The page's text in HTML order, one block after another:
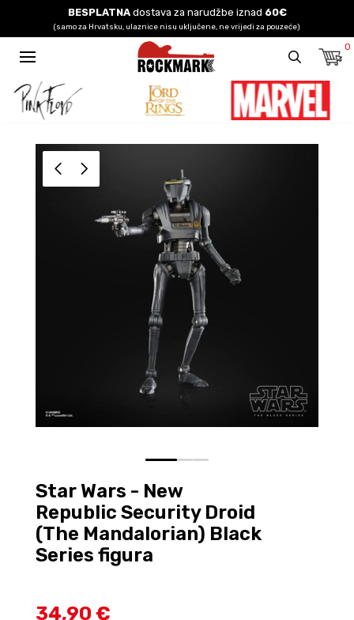
BESPLATNAdostava za narudžbe iznad 60€
(samo za Hrvatsku, ulaznice nisu uključene, ne vrijedi za pouzeće)
0
0 1 2
Star Wars - New
Republic Security Droid
(The Mandalorian) Black
Series figura
34,90 €